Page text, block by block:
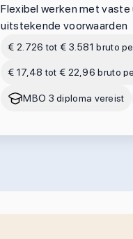
Flexibel werken met
uitstekende voorwaarden
€ 2.726 tot € 3.581 bruto
€ 17,48 tot € 22,96 bruto
MBO 3 diploma vereist